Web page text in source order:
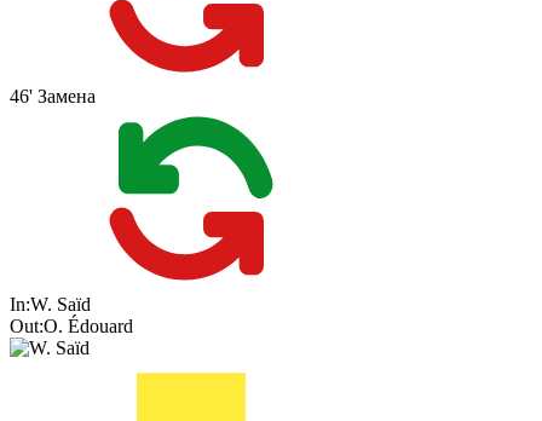
46' Замена
In:W. Saïd
Out:O. Édouard